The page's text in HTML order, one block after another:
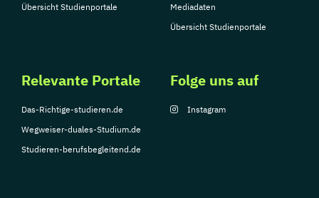
Übersicht Studienportale
Mediadaten
Übersicht Studienportale
Relevante Portale
Das-Richtige-studieren.de
Wegweiser-duales-Studium.de
Studieren-berufsbegleitend.de
Folge uns auf
Instagram